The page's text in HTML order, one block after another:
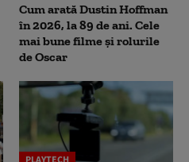
Cum arată Dustin Hoffman
în 2026, la 89 de ani. Cele
mai bune filme și rolurile
de Oscar
PLAYTECH